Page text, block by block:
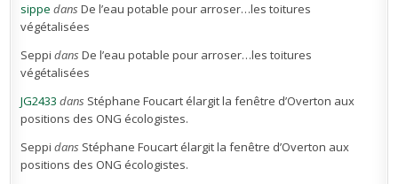
sippe dansDe l’eau potable pour arroser…les toitures
végétalisées
Seppi dansDe l’eau potable pour arroser…les toitures
végétalisées
JG2433 dans Stéphane Foucart élargit la fenêtre d’Overton aux
positions des ONG écologistes.
Seppi dans Stéphane Foucart élargit la fenêtre d’Overton aux
positions des ONG écologistes.